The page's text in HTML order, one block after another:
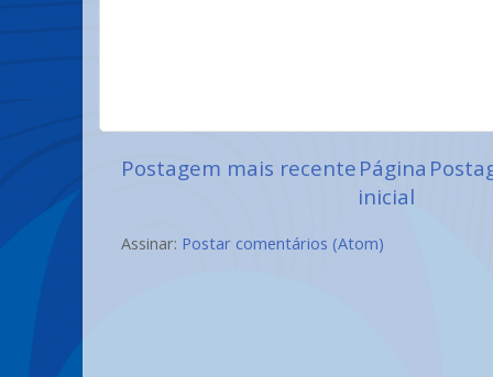
Postagem mais recentePágina
inicial
Assinar: Postar comentários (Atom)